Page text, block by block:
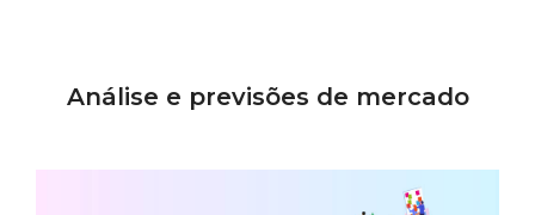
Análise e previsões de mercado